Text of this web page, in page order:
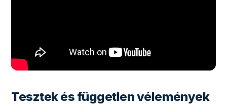
Tesztek és független vélemények